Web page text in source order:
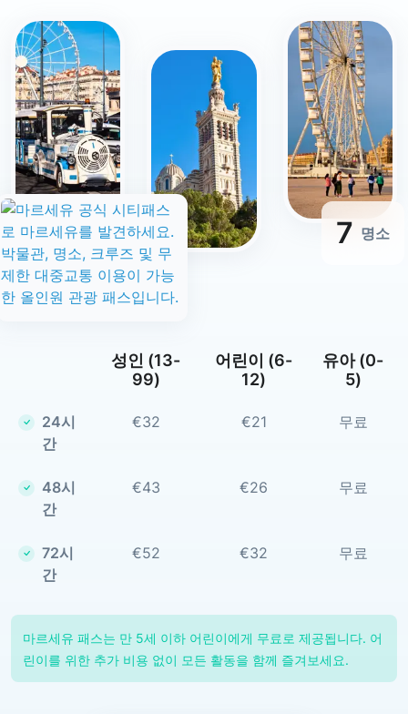
7 명소
성인 (13-
99)
어린이 (6-
12)
유아 (0-
5)
24시
간
€32 €21 무료
48시
간
€43 €26 무료
72시
간
€52 €32 무료
마르세유 패스는 만 5세 이하 어린이에게 무료로 제공됩니다. 어
린이를 위한 추가 비용 없이 모든 활동을 함께 즐겨보세요.